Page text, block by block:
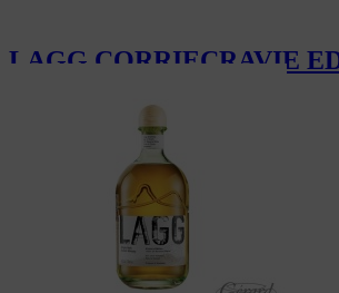
LAGG CORRIECRAVIE